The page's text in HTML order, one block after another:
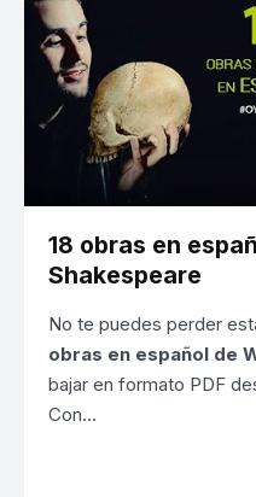
18 obras en
Shakespeare
No te puedes perder
obras en español de
bajar en formato PDF
Con…